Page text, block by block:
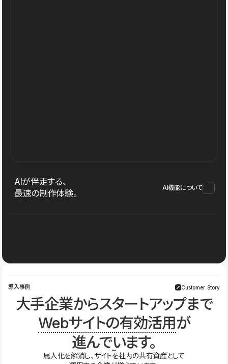
AIが伴走する、
最速の制作体験。
AI機能について
導入事例 Customer Story
大手企業からスタートアップまで
Webサイトの有効活用が
進んでいます。
属人化を解消し、サイトを社内の共有資産として